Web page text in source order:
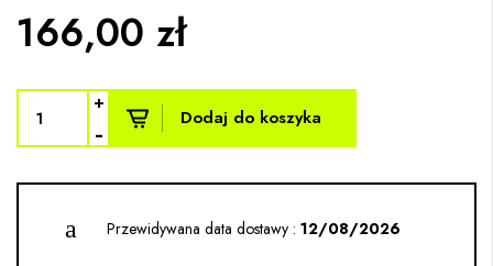
166,00 zł
+
- Dodaj do koszyka
Przewidywana data dostawy : 12/08/2026